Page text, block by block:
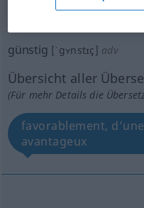
„günstig“:
günstig [ˈgʏnstɪç] adv
Übersicht aller
(Für mehr Details die
favorablement,
avantageux